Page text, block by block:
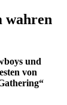
wahren
und
von